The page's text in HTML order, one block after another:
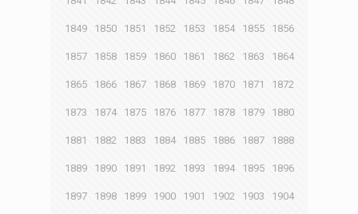
1849 1850 1851 1852 1853 1854 1855 1856
1857 1858 1859 1860 1861 1862 1863 1864
1865 1866 1867 1868 1869 1870 1871 1872
1873 1874 1875 1876 1877 1878 1879 1880
1881 1882 1883 1884 1885 1886 1887 1888
1889 1890 1891 1892 1893 1894 1895 1896
1897 1898 1899 1900 1901 1902 1903 1904